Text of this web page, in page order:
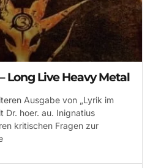
Long Live Heavy Metal
Ausgabe von „Lyrik im
Dr. hoer. au. Inignatius
kritischen Fragen zur